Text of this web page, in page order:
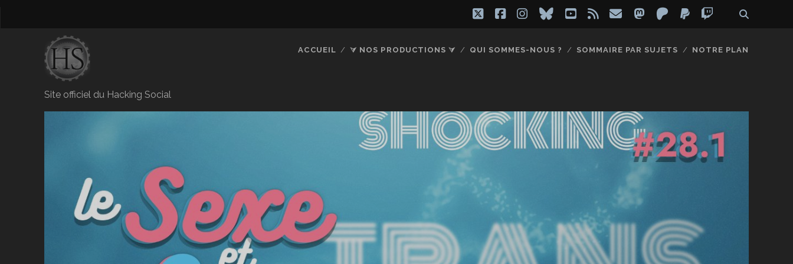
twitterfacebook
instagram
blueskyyoutube
rss emailmastodon
patreon
paypaltwitch
Site officiel du Hacking Social
ACCUEIL ⮛ NOS PRODUCTIONS ⮛ QUI SOMMES-NOUS ? SOMMAIRE PAR SUJETS NOTRE PLAN